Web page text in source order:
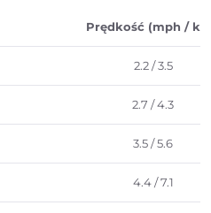
Prędkość (mph /
2.2 / 3.5
2.7 / 4.3
3.5 / 5.6
4.4 / 7.1